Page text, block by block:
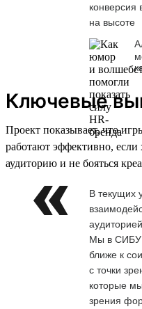
конверсия
на высоте
Ключевые
Проект показывает, что
работают эффективно,
аудиторию и не бояться
В текущих
Мы в
ближе к
с точки
которые
зрения